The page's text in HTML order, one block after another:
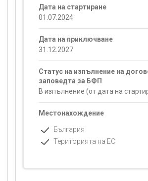
Дата на стартиране
01.07.2024
Дата на приключване
31.12.2027
Статус на изпълнение на
заповедта за БФП
В изпълнение (от дата на
Местонахождение
България
Територията на ЕС